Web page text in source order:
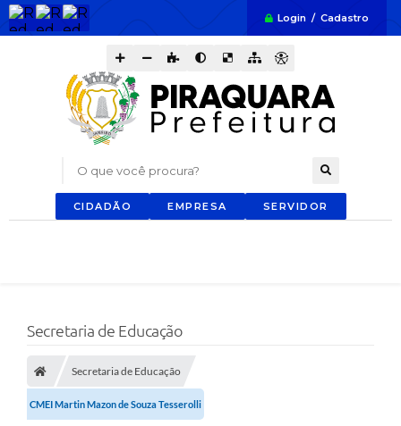
Login / Cadastro
O que você procura?
CIDADÃO EMPRESA SERVIDOR
Secretaria de Educação
Secretaria de Educação
CMEI Martin Mazon de Souza Tesserolli